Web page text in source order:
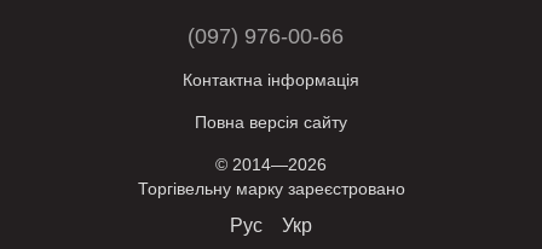
(097) 976-00-66
Контактна інформація
Повна версія сайту
© 2014—2026
Торгівельну марку зареєстровано
Рус Укр